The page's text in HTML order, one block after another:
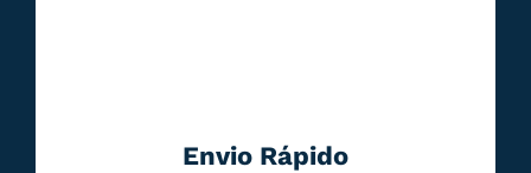
Envio Rápido